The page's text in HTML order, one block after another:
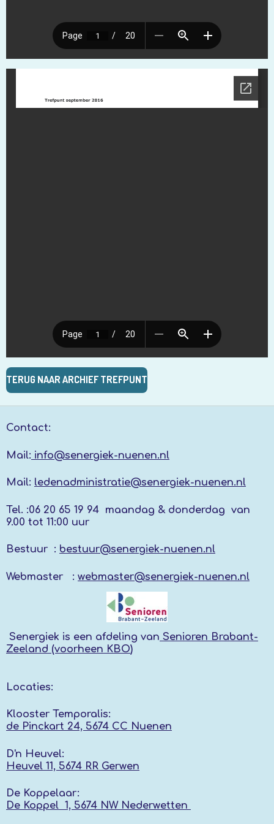
TERUG NAAR ARCHIEF TREFPUNT
Contact:
Mail: info@senergiek-nuenen.nl
Mail: ledenadministratie@senergiek-nuenen.nl
Tel. :06 20 65 19 94 maandag & donderdag van
9.00 tot 11:00 uur
Bestuur : bestuur@senergiek-nuenen.nl
Webmaster : webmaster@senergiek-nuenen.nl
Senergiek is een afdeling van Senioren Brabant-
Zeeland (voorheen KBO)
Locaties:
Klooster Temporalis:
de Pinckart 24, 5674 CC Nuenen
D'n Heuvel:
Heuvel 11, 5674 RR Gerwen
De Koppelaar:
De Koppel 1, 5674 NW Nederwetten